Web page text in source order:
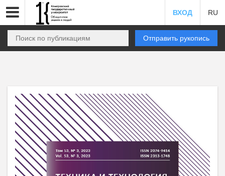
ВХОД RU
Отправить рукопись